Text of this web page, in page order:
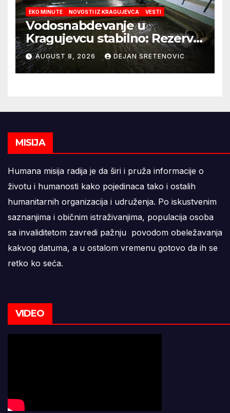
EKO MINUTE NOVOSTI IZ KRAGUJEVCA VESTI
Vodosnabdevanje u
Kragujevcu stabilno: Rezerve
vode za godinu dana
AUGUST 8, 2026 DEJAN SRETENOVIC
MISIJA
Humana misija radija je da širi i pruža informacije o
životu i humanosti kako pojedinaca tako i ostalih
humanitarnih organizacija i udruženja. Po iskustvenim
saznanjima i običnim istraživanjima, populacija osoba
sa invaliditetom zavredi pažnju povodom obeležavanja
kakvog datuma, a u ostalom vremenu gotovo da ih se
retko ko seća.
VIDEO